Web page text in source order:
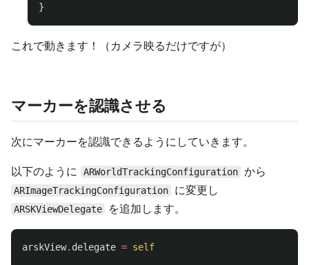
}
これで動きます！（カメラ映るだけですが）
マーカーを認識させる
次にマーカーを認識できるようにしていきます。
以下のように ARWorldTrackingConfiguration から
ARImageTrackingConfiguration に変更し
ARSKViewDelegate を追加します。
arskView. delegate = self